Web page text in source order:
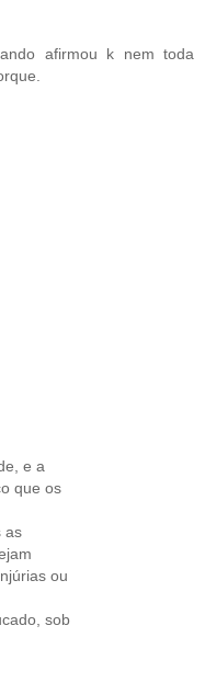
afirmou k nem toda
e a
que os
as
ou
sob